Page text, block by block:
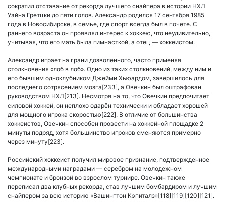
сократил отставание от рекорда лучшего снайпера в истории НХЛ
Уэйна Гретцки до пяти голов. Александр родился 17 сентября 1985
года в Новосибирске, в семье, где спорт всегда был в почете. С
раннего возраста он проявлял интерес к хоккею, что неудивительно,
учитывая, что его мать была гимнасткой, а отец — хоккеистом.
Александр играет на грани дозволенного, часто применяя
столкновения «лоб в лоб». Одно из таких столкновений, между ним и
его бывшим одноклубником Джейми Хьюардом, завершилось для
последнего сотрясением мозга[233], а Овечкин был оштрафован
руководством НХЛ[213]. Несмотря на то, что Овечкин предпочитает
силовой хоккей, он неплохо одарён технически и обладает хорошей
для мощного игрока скоростью[222]. В отличие от большинства
хоккеистов, Овечкин способен провести на хоккейной площадке 2
минуты подряд, хотя большинство игроков сменяются примерно
через минуту[223].
Российский хоккеист получил мировое признание, подтвержденное
международными наградами — серебром на молодежном
чемпионате и бронзой во взрослом турнире. Овечкин также
переписал два клубных рекорда, став лучшим бомбардиром и лучшим
снайпером за всю историю «Вашингтон Кэпиталз»[118][119][120][121].